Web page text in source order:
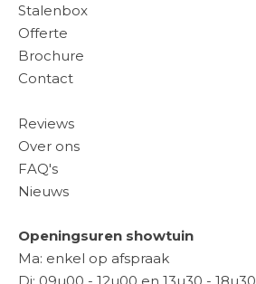
Stalenbox
Offerte
Brochure
Contact
Reviews
Over ons
FAQ's
Nieuws
Openingsuren showtuin
Ma: enkel op afspraak
Di: 09u00 - 12u00 en 13u30 - 18u30